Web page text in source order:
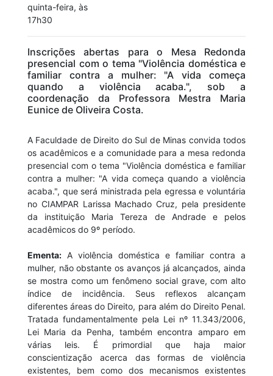
quinta-feira, às
17h30
Inscrições abertas para o Mesa Redonda
presencial com o tema "Violência doméstica e
familiar contra a mulher: "A vida começa
quando a violência acaba.", sob a
coordenação da Professora Mestra Maria
Eunice de Oliveira Costa.
A Faculdade de Direito do Sul de Minas convida todos
os acadêmicos e a comunidade para a mesa redonda
presencial com o tema "Violência doméstica e familiar
contra a mulher: "A vida começa quando a violência
acaba.", que será ministrada pela egressa e voluntária
no CIAMPAR Larissa Machado Cruz, pela presidente
da instituição Maria Tereza de Andrade e pelos
acadêmicos do 9º período.
Ementa: A violência doméstica e familiar contra a
mulher, não obstante os avanços já alcançados, ainda
se mostra como um fenômeno social grave, com alto
índice de incidência. Seus reflexos alcançam
diferentes áreas do Direito, para além do Direito Penal.
Tratada fundamentalmente pela Lei nº 11.343/2006,
Lei Maria da Penha, também encontra amparo em
várias leis. É primordial que haja maior
conscientização acerca das formas de violência
existentes, bem como dos mecanismos existentes